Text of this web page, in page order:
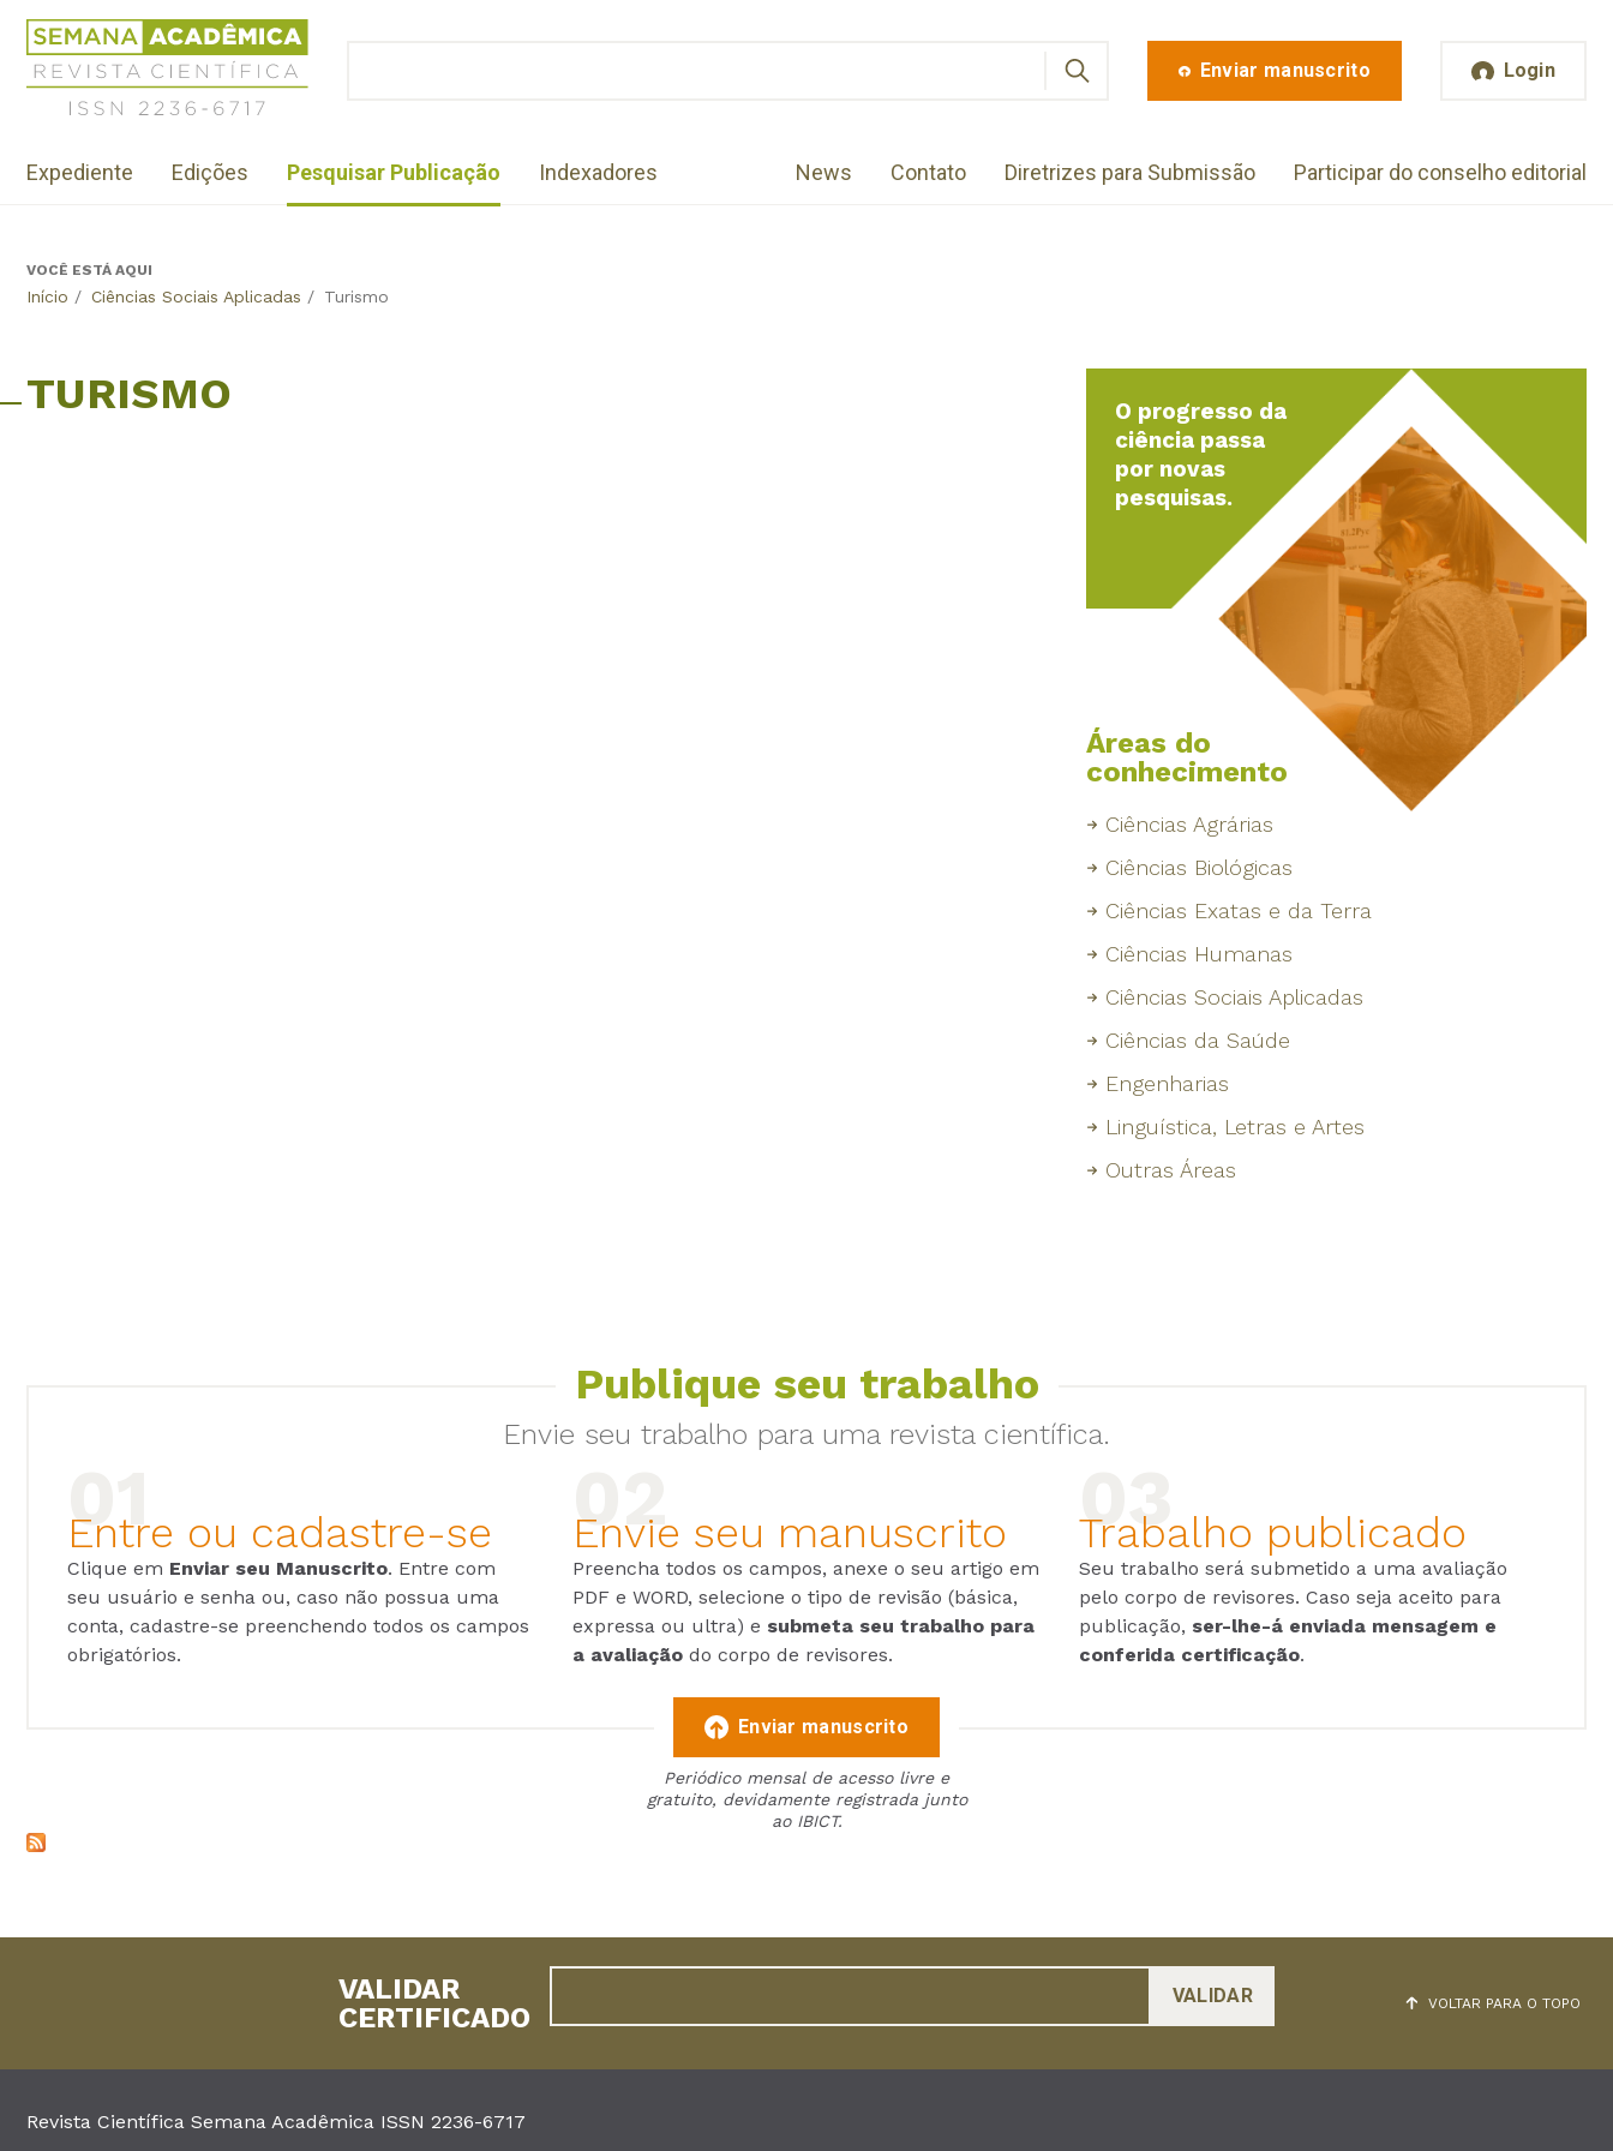
Jump
navigation
Revista
Científica
Semana
Acadêmica
2236-
Enviar manuscrito Login
Menu
institutional
Expediente Edições Pesquisar Publicação Indexadores News Contato Diretrizes para Submissão Participar do conselho editorial
BackVOCÊ ESTÁ AQUI
Início / Ciências Sociais Aplicadas / Turismo
TURISMO
O progresso da
ciência passa
por novas
pesquisas.
Áreas do
conhecimento
Ciências Agrárias
Ciências Biológicas
Ciências Exatas e da Terra
Ciências Humanas
Ciências Sociais Aplicadas
Ciências da Saúde
Engenharias
Linguística, Letras e Artes
Outras Áreas
Publique seu trabalho
Envie seu trabalho para uma revista científica.
Entre ou cadastre-se
Clique em Enviar seu Manuscrito. Entre com
seu usuário e senha ou, caso não possua uma
conta, cadastre-se preenchendo todos os campos
obrigatórios.
Envie seu manuscrito
Preencha todos os campos, anexe o seu artigo em
PDF e WORD, selecione o tipo de revisão (básica,
expressa ou ultra) e submeta seu trabalho para
a avaliação do corpo de revisores.
Trabalho publicado
Seu trabalho será submetido a uma avaliação
pelo corpo de revisores. Caso seja aceito para
publicação, ser-lhe-á enviada mensagem e
conferida certificação.
Enviar manuscrito
Periódico mensal de acesso livre e
gratuito, devidamente registrada junto
ao IBICT.
VOLTAR PARA O TOPO
VALIDAR
CERTIFICADO
Revista Científica Semana Acadêmica ISSN 2236-6717